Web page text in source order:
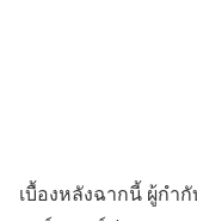
เบื้องหลังฉากนี้ ผู้กำ